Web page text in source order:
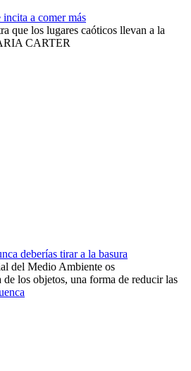
a comer más
que los lugares caóticos llevan a la
CARTER
deberías tirar a la basura
del Medio Ambiente os
los objetos, una forma de reducir las